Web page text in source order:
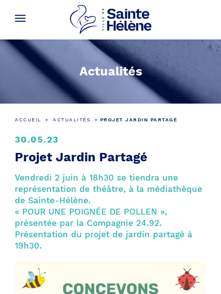
Actualités
ACCUEIL » ACTUALITÉS » PROJET JARDIN PARTAGÉ
30.05.23
Projet Jardin Partagé
Vendredi 2 juin à 18h30 se tiendra une
représentation de théâtre, à la médiathèque
de Sainte-Hélène.
« POUR UNE POIGNÉE DE POLLEN »,
présentée par la Compagnie 24.92.
Présentation du projet de jardin partagé à
19h30.